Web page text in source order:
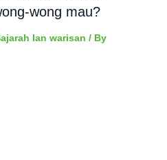
wong mau?
lan warisan / By